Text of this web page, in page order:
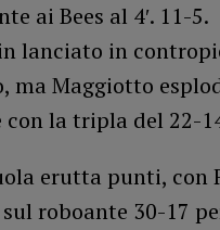
ai Bees al 4′. 11-5.
lanciato in
ma Maggiotto
con la tripla del 22-
erutta punti, con
roboante 30-17